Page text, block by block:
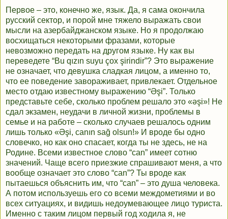
Первое – это, конечно же, язык. Да, я сама окончила
русский сектор, и порой мне тяжело выражать свои
мысли на азербайджанском языке. Но я продолжаю
восхищаться некоторыми фразами, которые
невозможно передать на другом языке. Ну как вы
переведете “Bu qızın suyu çox şirindir”? Это выражение
не означает, что девушка сладкая лицом, а именно то,
что ее поведение завораживает, привлекает. Отдельное
место отдаю известному выражению “Əşi”. Только
представьте себе, сколько проблем решало это «əşi»! Не
сдал экзамен, неудачи в личной жизни, проблемы в
семье и на работе – сколько случаев решалось одним
лишь только «Əşi, canın sağ olsun!» И вроде бы одно
словечко, но как оно спасает, когда ты не здесь, не на
Родине. Всеми известное слово “can” имеет сотню
значений. Чаще всего приезжие спрашивают меня, а что
вообще означает это слово “can”? Ты вроде как
пытаешься объяснить им, что “can” – это душа человека.
А потом используешь его со всеми междометиями и во
всех ситуациях, и видишь недоумевающее лицо туриста.
Именно с таким лицом первый год ходила я, не